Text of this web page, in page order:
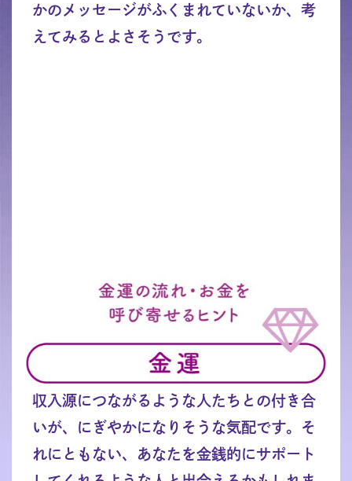
かのメッセージがふくまれていないか、考
えてみるとよさそうです。
収入源につながるような人たちとの付き合
いが、にぎやかになりそうな気配です。そ
れにともない、あなたを金銭的にサポート